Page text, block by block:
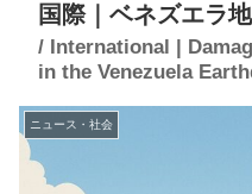
国際｜ベネズエラ
/ International |
in the Venezuela
ニュース・社会